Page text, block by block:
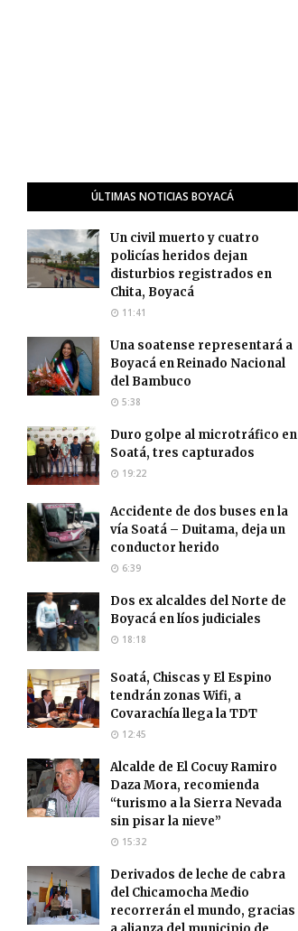
ÚLTIMAS NOTICIAS BOYACÁ
Un civil muerto y cuatro
policías heridos dejan
disturbios registrados en
Chita, Boyacá
11:41
Una soatense representará a
Boyacá en Reinado Nacional
del Bambuco
5:38
Duro golpe al microtráfico en
Soatá, tres capturados
19:22
Accidente de dos buses en la
vía Soatá – Duitama, deja un
conductor herido
6:39
Dos ex alcaldes del Norte de
Boyacá en líos judiciales
18:18
Soatá, Chiscas y El Espino
tendrán zonas Wifi, a
Covarachía llega la TDT
12:45
Alcalde de El Cocuy Ramiro
Daza Mora, recomienda
“turismo a la Sierra Nevada
sin pisar la nieve”
15:32
Derivados de leche de cabra
del Chicamocha Medio
recorrerán el mundo, gracias